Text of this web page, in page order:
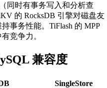
同时有事务写入和分析查
的 RocksDB 引擎对磁盘友
事务性能。TiFlash 的 MPP
竞争力。
兼容度
SingleStore